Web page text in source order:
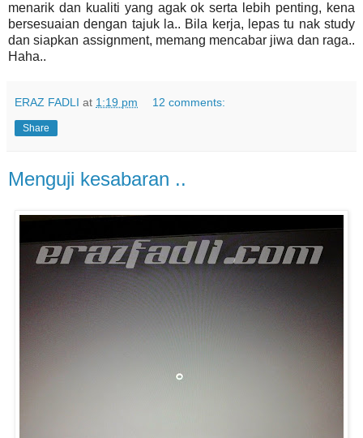
menarik dan kualiti yang agak ok serta lebih penting, kena
bersesuaian dengan tajuk la.. Bila kerja, lepas tu nak study
dan siapkan assignment, memang mencabar jiwa dan raga..
Haha..
ERAZ FADLI at 1:19 pm 12 comments:
Share
Menguji kesabaran ..